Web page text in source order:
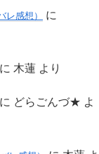
感想） に
に 木蓮 より
に どらごんづ★ よ